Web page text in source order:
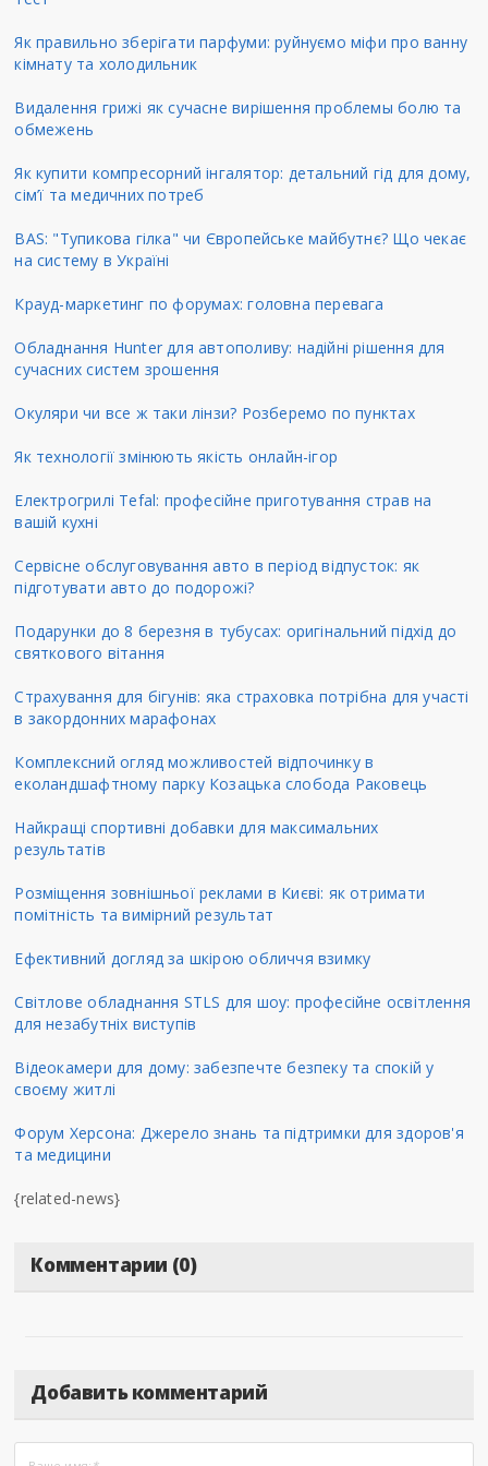
Як правильно зберігати парфуми: руйнуємо міфи про ванну
кімнату та холодильник
Видалення грижі як сучасне вирішення проблемы болю та
обмежень
Як купити компресорний інгалятор: детальний гід для дому,
сім’ї та медичних потреб
BAS: "Тупикова гілка" чи Європейське майбутнє? Що чекає
на систему в Україні
Крауд-маркетинг по форумах: головна перевага
Обладнання Hunter для автополиву: надійні рішення для
сучасних систем зрошення
Окуляри чи все ж таки лінзи? Розберемо по пунктах
Як технології змінюють якість онлайн-ігор
Електрогрилі Tefal: професійне приготування страв на
вашій кухні
Сервісне обслуговування авто в період відпусток: як
підготувати авто до подорожі?
Подарунки до 8 березня в тубусах: оригінальний підхід до
святкового вітання
Страхування для бігунів: яка страховка потрібна для участі
в закордонних марафонах
Комплексний огляд можливостей відпочинку в
еколандшафтному парку Козацька слобода Раковець
Найкращі спортивні добавки для максимальних
результатів
Розміщення зовнішньої реклами в Києві: як отримати
помітність та вимірний результат
Ефективний догляд за шкірою обличчя взимку
Світлове обладнання STLS для шоу: професійне освітлення
для незабутніх виступів
Відеокамери для дому: забезпечте безпеку та спокій у
своєму житлі
Форум Херсона: Джерело знань та підтримки для здоров'я
та медицини
{related-news}
Комментарии (0)
Добавить комментарий